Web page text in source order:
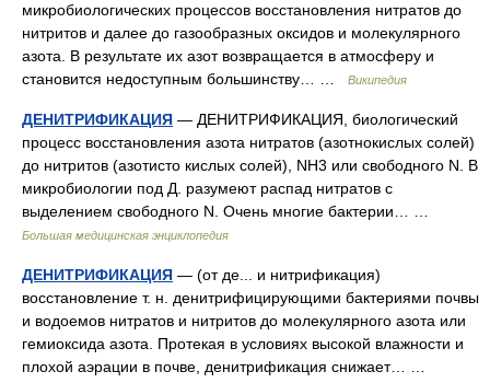
микробиологических процессов восстановления нитратов до
нитритов и далее до газообразных оксидов и молекулярного
азота. В результате их азот возвращается в атмосферу и
становится недоступным большинству… …
Википедия
ДЕНИТРИФИКАЦИЯ — ДЕНИТРИФИКАЦИЯ, биологический
процесс восстановления азота нитратов (азотнокислых солей)
до нитритов (азотисто кислых солей), NH3 или свободного N. В
микробиологии под Д. разумеют распад нитратов с
выделением свободного N. Очень многие бактерии… …
Большая медицинская энциклопедия
ДЕНИТРИФИКАЦИЯ — (от де... и нитрификация)
восстановление т. н. денитрифицирующими бактериями почвы
и водоемов нитратов и нитритов до молекулярного азота или
гемиоксида азота. Протекая в условиях высокой влажности и
плохой аэрации в почве, денитрификация снижает… …